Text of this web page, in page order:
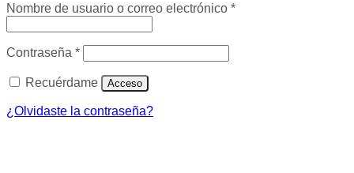
Nombre de usuario o correo electrónico *Obligatorio
Contraseña *Obligatorio
Recuérdame Acceso
¿Olvidaste la contraseña?